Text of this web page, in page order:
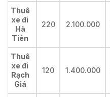
Thuê
xe đi
Hà
Tiên
220 2.100.000
Thuê
xe đi
Rạch
Giá
120 1.400.000